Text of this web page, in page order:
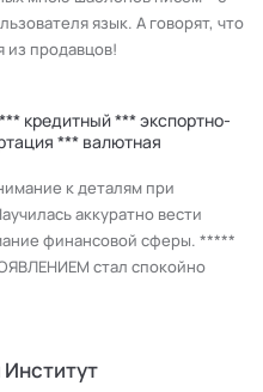
язык. А говорят, что
продавцов!
кредитный *** экспортно-
*** валютная
к деталям при
аккуратно вести
финансовой сферы. *****
стал спокойно